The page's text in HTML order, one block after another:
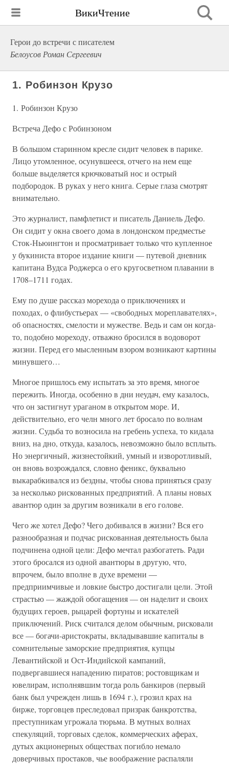
ВикиЧтение
Герои до встречи с писателем
Белоусов Роман Сергеевич
1. Робинзон Крузо
1. Робинзон Крузо
Встреча Дефо с Робинзоном
В большом старинном кресле сидит человек в парике.
Лицо утомленное, осунувшееся, отчего на нем еще
больше выделяется крючковатый нос и острый
подбородок. В руках у него книга. Серые глаза смотрят
внимательно.
Это журналист, памфлетист и писатель Даниель Дефо.
Он сидит у окна своего дома в лондонском предместье
Сток-Ньюингтон и просматривает только что купленное
у букиниста второе издание книги — путевой дневник
капитана Вудса Роджерса о его кругосветном плавании в
1708–1711 годах.
Ему по душе рассказ морехода о приключениях и
походах, о флибустьерах — «свободных мореплавателях»,
об опасностях, смелости и мужестве. Ведь и сам он когда-
то, подобно мореходу, отважно бросился в водоворот
жизни. Перед его мысленным взором возникают картины
минувшего…
Многое пришлось ему испытать за это время, многое
пережить. Иногда, особенно в дни неудач, ему казалось,
что он застигнут ураганом в открытом море. И,
действительно, его челн много лет бросало по волнам
жизни. Судьба то возносила на гребень успеха, то кидала
вниз, на дно, откуда, казалось, невозможно было всплыть.
Но энергичный, жизнестойкий, умный и изворотливый,
он вновь возрождался, словно феникс, буквально
выкарабкивался из бездны, чтобы снова приняться сразу
за несколько рискованных предприятий. А планы новых
авантюр один за другим возникали в его голове.
Чего же хотел Дефо? Чего добивался в жизни? Вся его
разнообразная и подчас рискованная деятельность была
подчинена одной цели: Дефо мечтал разбогатеть. Ради
этого бросался из одной авантюры в другую, что,
впрочем, было вполне в духе времени —
предприимчивые и ловкие быстро достигали цели. Этой
страстью — жаждой обогащения — он наделит и своих
будущих героев, рыцарей фортуны и искателей
приключений. Риск считался делом обычным, рисковали
все — богачи-аристократы, вкладывавшие капиталы в
сомнительные заморские предприятия, купцы
Левантийской и Ост-Индийской кампаний,
подвергавшиеся нападению пиратов; ростовщикам и
ювелирам, исполнявшим тогда роль банкиров (первый
банк был учрежден лишь в 1694 г.), грозил крах на
бирже, торговцев преследовал призрак банкротства,
преступникам угрожала тюрьма. В мутных волнах
спекуляций, торговых сделок, коммерческих аферах,
дутых акционерных обществах погибло немало
доверчивых простаков, чье воображение распаляли